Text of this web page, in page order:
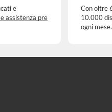
e
assistenza pre
Con oltre
10.000
ogni mese.